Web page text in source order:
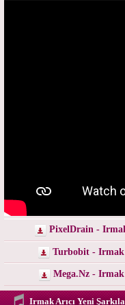
PixelDrain -
Turbobit - Irmak
Mega.Nz - Irmak
Irmak Arıcı Yeni